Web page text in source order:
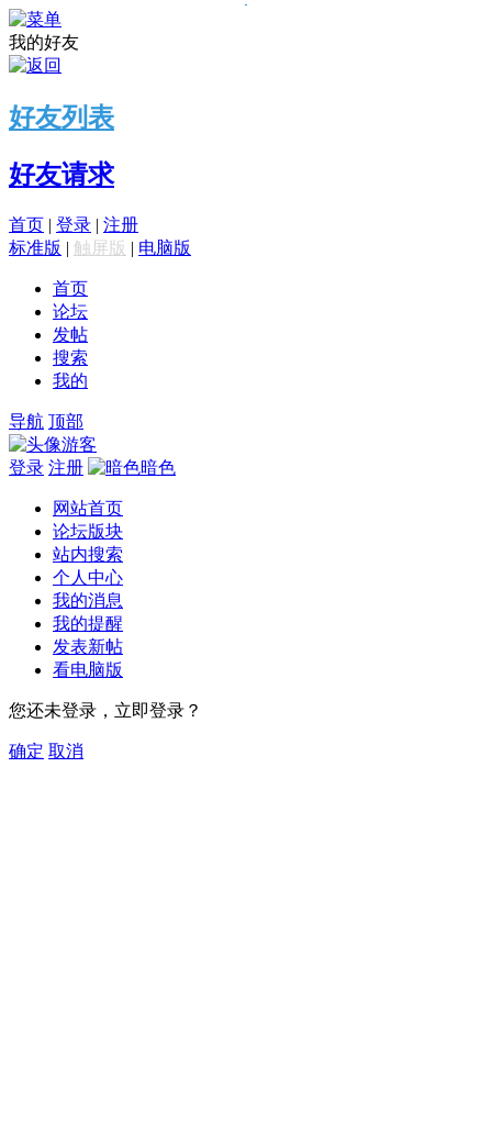
我的好友
好友列表
好友请求
首页 | 登录 | 注册
标准版 | 触屏版 | 电脑版
首页
论坛
发帖
搜索
我的
导航 顶部
游客
登录 注册 暗色
网站首页
论坛版块
站内搜索
个人中心
我的消息
我的提醒
发表新帖
看电脑版
您还未登录，立即登录？
确定 取消